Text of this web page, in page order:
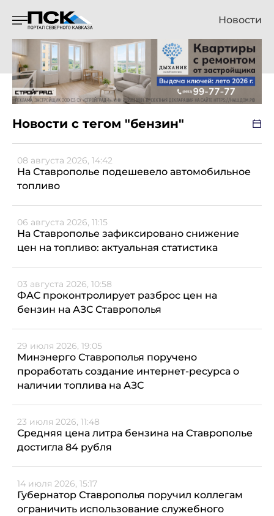
Новости
Новости с тегом "бензин"
08 августа 2026, 14:42
На Ставрополье подешевело автомобильное
топливо
06 августа 2026, 11:15
На Ставрополье зафиксировано снижение
цен на топливо: актуальная статистика
03 августа 2026, 10:58
ФАС проконтролирует разброс цен на
бензин на АЗС Ставрополья
29 июля 2026, 19:05
Минэнерго Ставрополья поручено
проработать создание интернет-ресурса о
наличии топлива на АЗС
23 июля 2026, 11:48
Средняя цена литра бензина на Ставрополье
достигла 84 рубля
14 июля 2026, 15:17
Губернатор Ставрополья поручил коллегам
ограничить использование служебного